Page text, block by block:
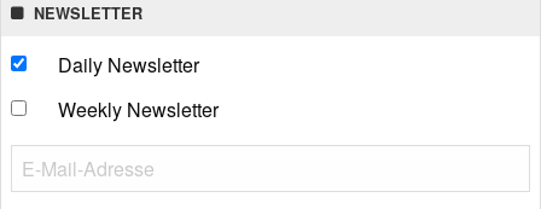
NEWSLETTER
Daily Newsletter
Weekly Newsletter